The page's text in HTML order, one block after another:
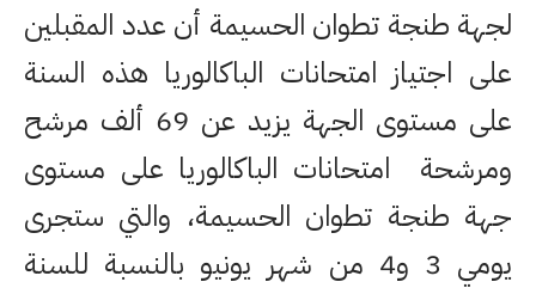
لجهة طنجة تطوان الحسيمة أن عدد المقبلين
على اجتياز امتحانات الباكالوريا هذه السنة
على مستوى الجهة يزيد عن 69 ألف مرشح
ومرشحة
امتحانات الباكالوريا على مستوى
جهة طنجة تطوان الحسيمة، والتي ستجرى
يومي 3 و4 من شهر يونيو بالنسبة للسنة